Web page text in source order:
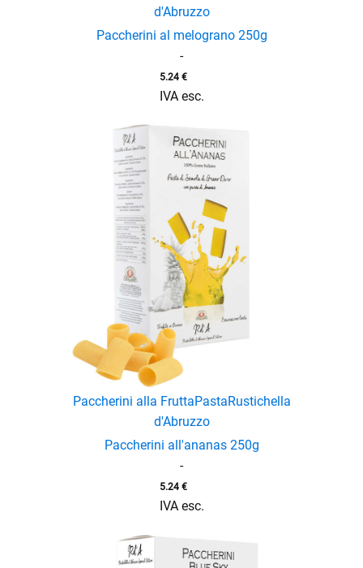
d'Abruzzo
Paccherini al melograno 250g
-
5.24 €
IVA esc.
Paccherini alla FruttaPastaRustichella
d'Abruzzo
Paccherini all'ananas 250g
-
5.24 €
IVA esc.